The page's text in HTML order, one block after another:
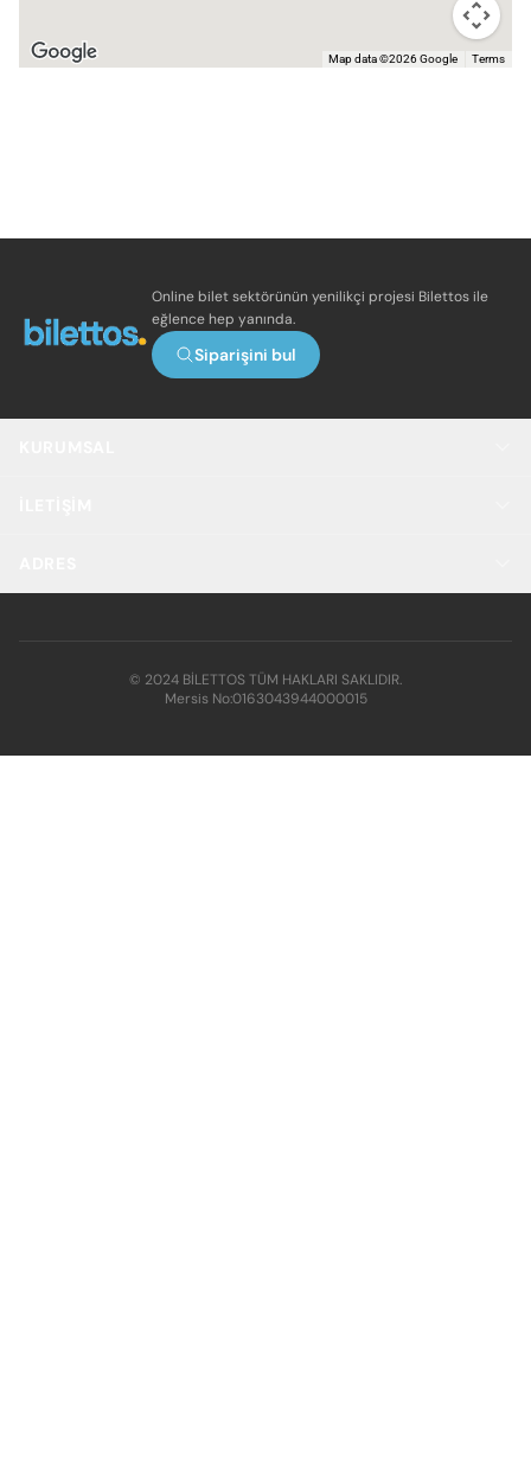
Map data ©2026 Google Terms
Online bilet sektörünün yenilikçi projesi Bilettos ile
eğlence hep yanında.
Siparişini bul
© 2024 BİLETTOS TÜM HAKLARI SAKLIDIR.
Mersis No:0163043944000015